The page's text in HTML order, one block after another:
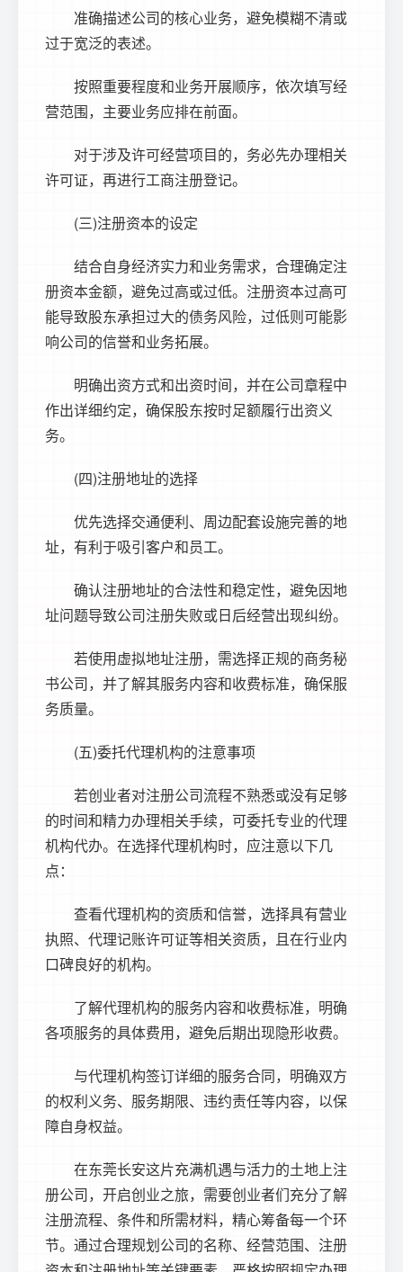
准确描述公司的核心业务，避免模糊不清或
过于宽泛的表述。
按照重要程度和业务开展顺序，依次填写经
营范围，主要业务应排在前面。
对于涉及许可经营项目的，务必先办理相关
许可证，再进行工商注册登记。
(三)注册资本的设定
结合自身经济实力和业务需求，合理确定注
册资本金额，避免过高或过低。注册资本过高可
能导致股东承担过大的债务风险，过低则可能影
响公司的信誉和业务拓展。
明确出资方式和出资时间，并在公司章程中
作出详细约定，确保股东按时足额履行出资义
务。
(四)注册地址的选择
优先选择交通便利、周边配套设施完善的地
址，有利于吸引客户和员工。
确认注册地址的合法性和稳定性，避免因地
址问题导致公司注册失败或日后经营出现纠纷。
若使用虚拟地址注册，需选择正规的商务秘
书公司，并了解其服务内容和收费标准，确保服
务质量。
(五)委托代理机构的注意事项
若创业者对注册公司流程不熟悉或没有足够
的时间和精力办理相关手续，可委托专业的代理
机构代办。在选择代理机构时，应注意以下几
点：
查看代理机构的资质和信誉，选择具有营业
执照、代理记账许可证等相关资质，且在行业内
口碑良好的机构。
了解代理机构的服务内容和收费标准，明确
各项服务的具体费用，避免后期出现隐形收费。
与代理机构签订详细的服务合同，明确双方
的权利义务、服务期限、违约责任等内容，以保
障自身权益。
在东莞长安这片充满机遇与活力的土地上注
册公司，开启创业之旅，需要创业者们充分了解
注册流程、条件和所需材料，精心筹备每一个环
节。通过合理规划公司的名称、经营范围、注册